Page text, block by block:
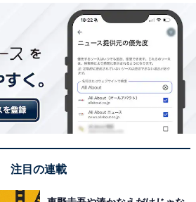
注目の連載